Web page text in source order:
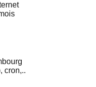
cron,..